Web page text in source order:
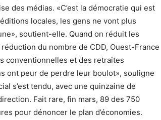
des médias. «C’est la démocratie qui est
locales, les gens ne vont plus
soutient-elle. Quand on réduit les
du nombre de CDD, Ouest-France
conventionnelles et des retraites
ont peur de perdre leur boulot», souligne
s’est tendu, avec une quinzaine de
Fait rare, fin mars, 89 des 750
pour dénoncer le plan d’économies.